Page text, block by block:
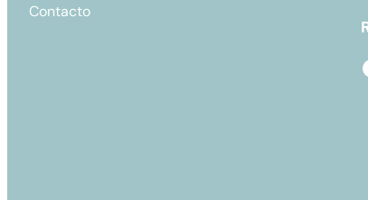
Contacto